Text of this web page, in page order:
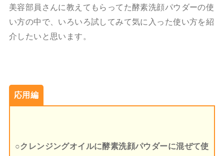
美容部員さんに教えてもらってた酵素洗顔パウダーの使
い方の中で、いろいろ試してみて気に入った使い方を紹
介したいと思います。
応用編
○クレンジングオイルに酵素洗顔パウダーに混ぜて使